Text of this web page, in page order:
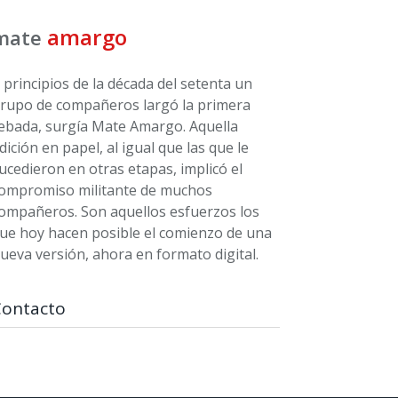
amargo
principios de la década del setenta un
de compañeros largó la primera
surgía Mate Amargo. Aquella
en papel, al igual que las que le
en otras etapas, implicó el
militante de muchos
Son aquellos esfuerzos los
hoy hacen posible el comienzo de una
versión, ahora en formato digital.